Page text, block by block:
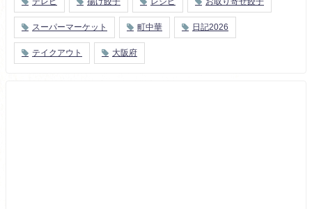
スーパーマーケット 町中華 日記2026
テイクアウト 大阪府